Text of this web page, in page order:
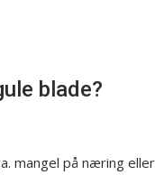
blade?
mangel på næring